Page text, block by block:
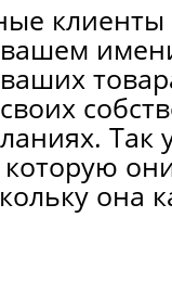
клиенты
Так
она